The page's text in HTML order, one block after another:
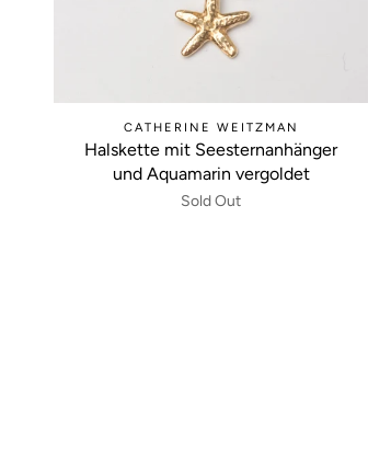
CATHERINE WEITZMAN
Halskette mit Seesternanhänger
und Aquamarin vergoldet
Sold Out